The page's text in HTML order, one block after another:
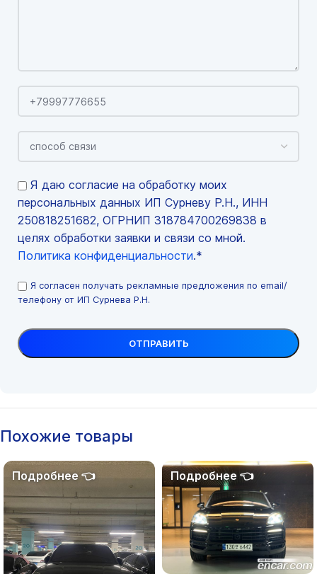
Я даю согласие на обработку моих
персональных данных ИП Сурневу Р.Н., ИНН
250818251682, ОГРНИП 318784700269838 в
целях обработки заявки и связи со мной.
Политика конфиденциальности.*
Я согласен получать рекламные предложения по email/
телефону от ИП Сурнева Р.Н.
Похожие товары